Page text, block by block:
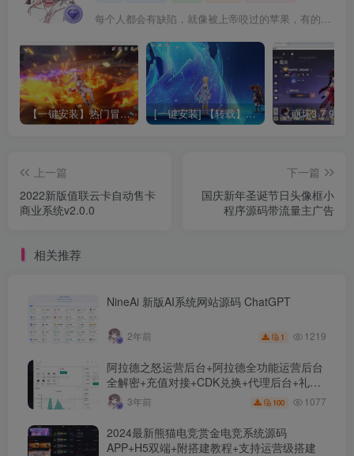
每个人都会有缺陷，就像被上帝咬过的苹果，有的人缺陷比较大，正是因为上帝特别喜欢他的芬芳
【一键安装】热门冒险策略类游戏崩坏：星穹铁道全新2.3版本一键端+一键代理+一键启动+免虚拟机 [一键安装] 【转载】原神3.4真端服务端+源码+配套客户端+详尽说明+GM工具+源码说明文件
上一篇
2022新版值联云卡自动售卡
商业系统v2.0.0
下一篇
国庆新年圣诞节日头像框小
程序源码带流量主广告
相关推荐
NineAi 新版AI系统网站源码 ChatGPT
2年前 1 1219
阿拉德之怒运营后台+阿拉德全功能运营后台
全解密+充值对接+CDK兑换+代理后台+礼包
管理+商城管理
3年前 100 1077
2024最新熊猫电竞赏金电竞系统源码
APP+H5双端+附搭建教程+支持运营级搭建